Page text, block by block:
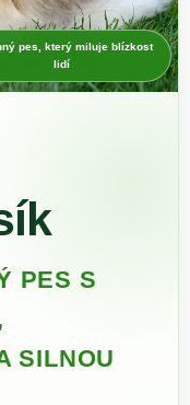
pes, který miluje blízkost
lidí
PES S
SILNOU